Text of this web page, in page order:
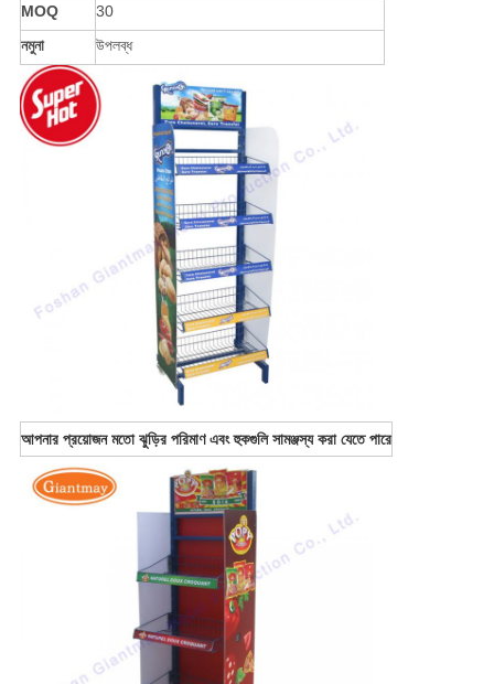
MOQ
30
নমুনা
উপলব্ধ
আপনার প্রয়োজন মতো ঝুড়ির পরিমাণ এবং হুকগুলি সামঞ্জস্য করা যেতে পারে